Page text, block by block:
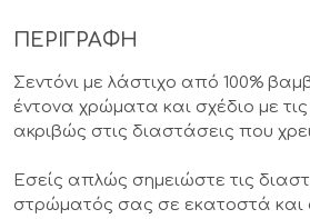
ΠΕΡΙΓΡΑΦΗ
Σεντόνι με λάστιχο από 100%
έντονα χρώματα και σχέδιο με
ακριβώς στις διαστάσεις που
Εσείς απλώς σημειώστε τις
στρώματός σας σε εκατοστά